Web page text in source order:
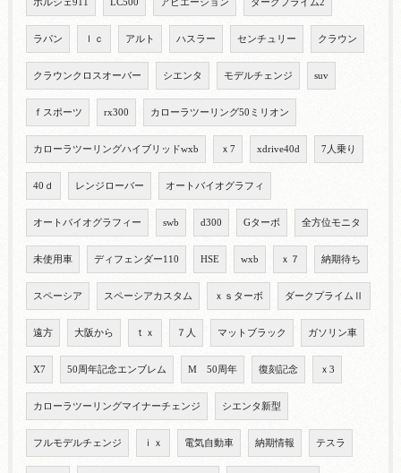
ポルシェ911 LC500 アビエーション ダークプライム2
ラパン ｌｃ アルト ハスラー センチュリー クラウン
クラウンクロスオーバー シエンタ モデルチェンジ suv
ｆスポーツ rx300 カローラツーリング50ミリオン
カローラツーリングハイブリッドwxb ｘ7 xdrive40d 7人乗り
40ｄ レンジローバー オートバイオグラフィ
オートバイオグラフィー swb d300 Gターボ 全方位モニタ
未使用車 ディフェンダー110 HSE wxb ｘ７ 納期待ち
スペーシア スペーシアカスタム ｘｓターボ ダークプライムⅡ
遠方 大阪から ｔｘ ７人 マットブラック ガソリン車
X7 50周年記念エンブレム M 50周年 復刻記念 ｘ3
カローラツーリングマイナーチェンジ シエンタ新型
フルモデルチェンジ ｉｘ 電気自動車 納期情報 テスラ